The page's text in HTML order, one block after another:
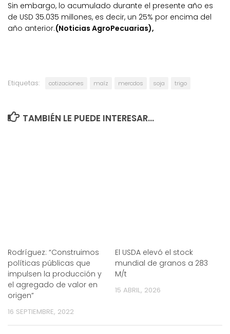
Sin embargo, lo acumulado durante el presente año es
de USD 35.035 millones, es decir, un 25% por encima del
año anterior.(Noticias AgroPecuarias),
Etiquetas: cotizaciones maíz mercdos soja trigo
TAMBIÉN LE PUEDE INTERESAR...
Rodríguez: “Construimos
políticas públicas que
impulsen la producción y
el agregado de valor en
origen”
16 SEPTIEMBRE, 2022
El USDA elevó el stock
mundial de granos a 283
M/t
15 ABRIL, 2026